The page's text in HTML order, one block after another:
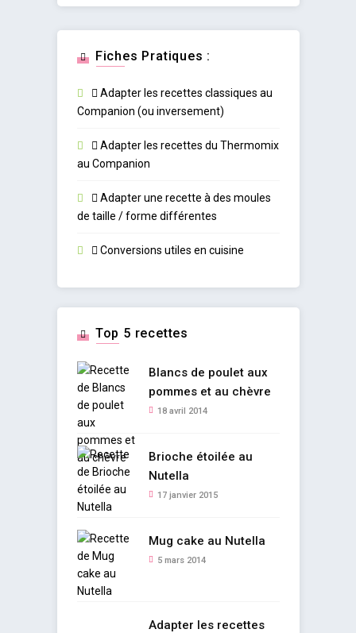
Fiches Pratiques :
Adapter les recettes classiques au
Companion (ou inversement)
Adapter les recettes du Thermomix
au Companion
Adapter une recette à des moules
de taille / forme différentes
Conversions utiles en cuisine
Top 5 recettes
Blancs de poulet aux
pommes et au chèvre
18 avril 2014
Brioche étoilée au
Nutella
17 janvier 2015
Mug cake au Nutella
5 mars 2014
Adapter les recettes